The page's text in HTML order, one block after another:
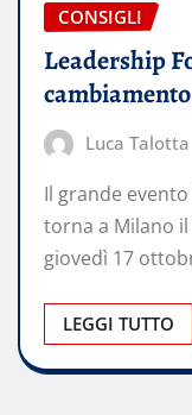
CONSIGLI
Leadership
Luca Talotta
Il grande
torna a Milano
giovedì 17
LEGGI TUTTO